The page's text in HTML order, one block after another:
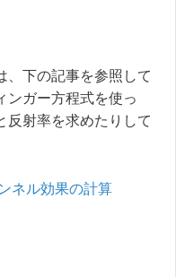
、下の記事を参照して
ンガー方程式を使っ
反射率を求めたりして
ネル効果の計算